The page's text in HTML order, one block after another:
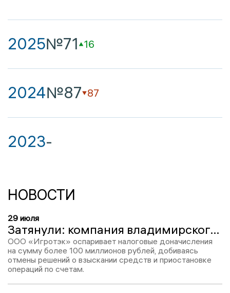
2025№71 16
2024№87 87
2023-
НОВОСТИ
29 июля
Затянули: компания владимирского девелопера Андреева пытается оспорить взыскание более 100 миллионов рублей налогов
ООО «Игротэк» оспаривает налоговые доначисления
на сумму более 100 миллионов рублей, добиваясь
отмены решений о взыскании средств и приостановке
операций по счетам.